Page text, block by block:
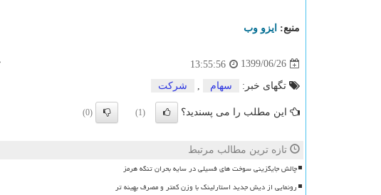
منبع: ایزو وب
1399/06/26
13:55:56
تگهای خبر: سهام شركت
این مطلب را می پسندید؟ (1)
(0)
تازه ترین مطالب مرتبط
چالش جایگزینی سوخت های فسیلی در سایه بحران تنگه هرمز
رونمایی از دیش جدید استارلینک با وزن کمتر و مصرف بهینه تر